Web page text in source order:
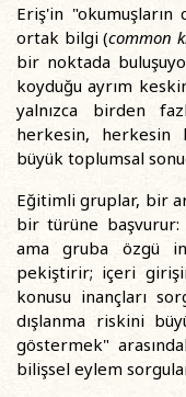
Eriş'in
ortak bilgi (common
bir noktada
koyduğu ayrım
yalnızca birden
herkesin, herkesin
büyük toplumsal
Eğitimli gruplar, bir
bir türüne başvurur:
ama gruba özgü
pekiştirir; içeri
konusu inançları
dışlanma riskini
göstermek"
bilişsel eylem